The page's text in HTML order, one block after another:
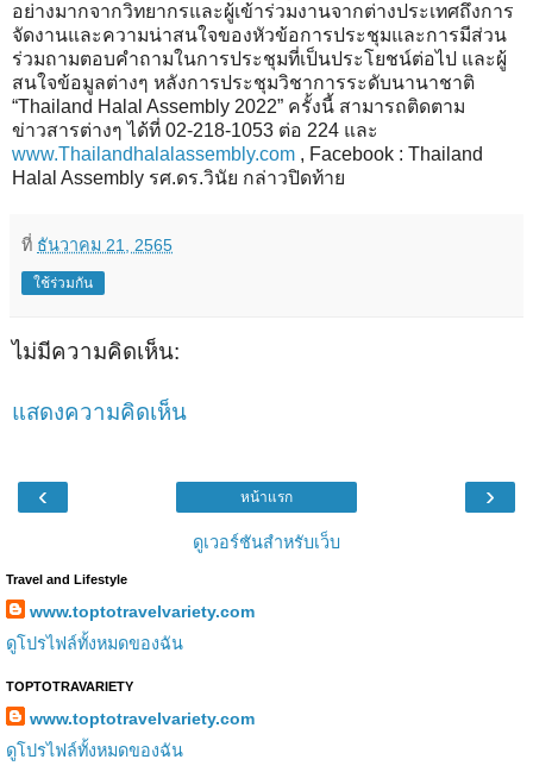
อย่างมากจากวิทยากรและผู้เข้าร่วมงานจากต่างประเทศถึงการ
จัดงานและความน่าสนใจของหัวข้อการประชุมและการมีส่วน
ร่วมถามตอบคำถามในการประชุมที่เป็นประโยชน์ต่อไป และผู้
สนใจข้อมูลต่างๆ หลังการประชุมวิชาการระดับนานาชาติ
“Thailand Halal Assembly 2022” ครั้งนี้ สามารถติดตาม
ข่าวสารต่างๆ ได้ที่ 02-218-1053 ต่อ 224 และ
www.Thailandhalalassembly.com , Facebook : Thailand
Halal Assembly รศ.ดร.วินัย กล่าวปิดท้าย
ที่ ธันวาคม 21, 2565
ใช้ร่วมกัน
ไม่มีความคิดเห็น:
แสดงความคิดเห็น
‹ ›
หน้าแรก
ดูเวอร์ชันสำหรับเว็บ
Travel and Lifestyle
www.toptotravelvariety.com
ดูโปรไฟล์ทั้งหมดของฉัน
TOPTOTRAVARIETY
www.toptotravelvariety.com
ดูโปรไฟล์ทั้งหมดของฉัน